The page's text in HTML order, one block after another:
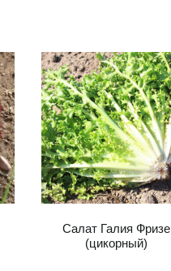
Салат Галия Фризе
(цикорный)